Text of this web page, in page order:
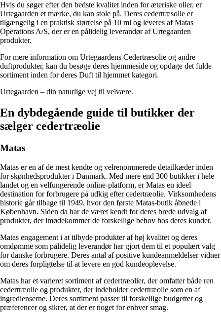
Hvis du søger efter den bedste kvalitet inden for æteriske olier, er
Urtegaarden et mærke, du kan stole på. Deres cedertræsolie er
tilgængelig i en praktisk størrelse på 10 ml og leveres af Matas
Operations A/S, der er en pålidelig leverandør af Urtegaarden
produkter.
For mere information om Urtegaardens Cedertræsolie og andre
duftprodukter, kan du besøge deres hjemmeside og opdage det fulde
sortiment inden for deres Duft til hjemmet kategori.
Urtegaarden – din naturlige vej til velvære.
En dybdegående guide til butikker der
sælger cedertræolie
Matas
Matas er en af de mest kendte og velrenommerede detailkæder inden
for skønhedsprodukter i Danmark. Med mere end 300 butikker i hele
landet og en velfungerende online-platform, er Matas en ideel
destination for forbrugere på udkig efter cedertræolie. Virksomhedens
historie går tilbage til 1949, hvor den første Matas-butik åbnede i
København. Siden da har de været kendt for deres brede udvalg af
produkter, der imødekommer de forskellige behov hos deres kunder.
Matas engagement i at tilbyde produkter af høj kvalitet og deres
omdømme som pålidelig leverandør har gjort dem til et populært valg
for danske forbrugere. Deres antal af positive kundeanmeldelser vidner
om deres forpligtelse til at levere en god kundeoplevelse.
Matas har et varieret sortiment af cedertræolier, der omfatter både ren
cedertræolie og produkter, der indeholder cedertræolie som en af
ingredienserne. Deres sortiment passer til forskellige budgetter og
præferencer og sikrer, at der er noget for enhver smag.